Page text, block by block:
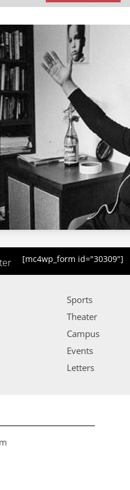
[mc4wp_form id="30309"]
Sports
Theater
Campus
Events
Letters